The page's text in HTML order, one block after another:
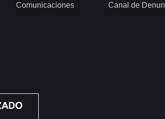
Comunicaciones Canal de